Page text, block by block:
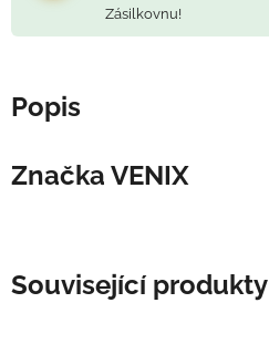
Zásilkovnu!
Popis
Značka VENIX
Související produkty